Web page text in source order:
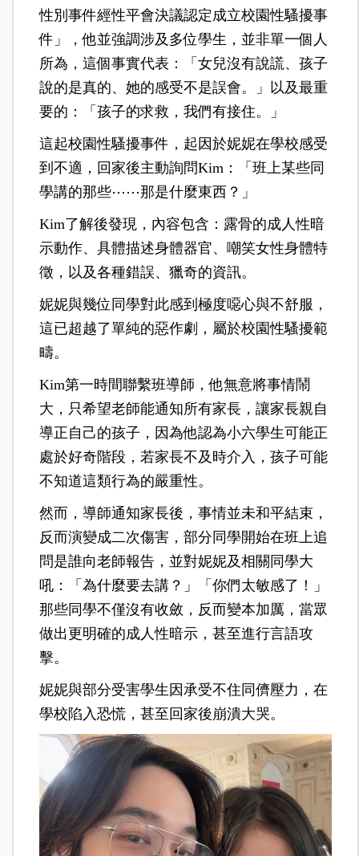
性別事件經性平會決議認定成立校園性騷擾事
件」，他並強調涉及多位學生，並非單一個人
所為，這個事實代表：「女兒沒有說謊、孩子
說的是真的、她的感受不是誤會。」以及最重
要的：「孩子的求救，我們有接住。」
這起校園性騷擾事件，起因於妮妮在學校感受
到不適，回家後主動詢問Kim：「班上某些同
學講的那些⋯⋯那是什麼東西？」
Kim了解後發現，內容包含：露骨的成人性暗
示動作、具體描述身體器官、嘲笑女性身體特
徵，以及各種錯誤、獵奇的資訊。
妮妮與幾位同學對此感到極度噁心與不舒服，
這已超越了單純的惡作劇，屬於校園性騷擾範
疇。
Kim第一時間聯繫班導師，他無意將事情鬧
大，只希望老師能通知所有家長，讓家長親自
導正自己的孩子，因為他認為小六學生可能正
處於好奇階段，若家長不及時介入，孩子可能
不知道這類行為的嚴重性。
然而，導師通知家長後，事情並未和平結束，
反而演變成二次傷害，部分同學開始在班上追
問是誰向老師報告，並對妮妮及相關同學大
吼：「為什麼要去講？」「你們太敏感了！」
那些同學不僅沒有收斂，反而變本加厲，當眾
做出更明確的成人性暗示，甚至進行言語攻
擊。
妮妮與部分受害學生因承受不住同儕壓力，在
學校陷入恐慌，甚至回家後崩潰大哭。